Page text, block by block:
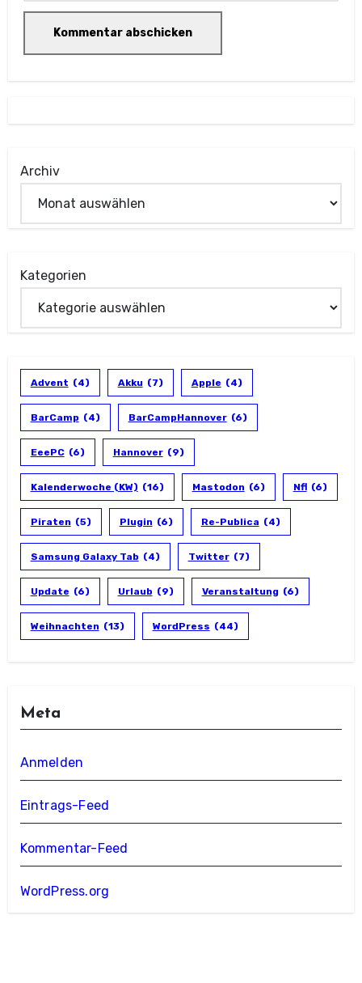
Archiv
Kategorien
Advent (4) Akku (7) Apple (4)
BarCamp (4) BarCampHannover (6)
EeePC (6) Hannover (9)
Kalenderwoche (KW) (16) Mastodon (6) Nfl (6)
Piraten (5) Plugin (6) Re-Publica (4)
Samsung Galaxy Tab (4) Twitter (7)
Update (6) Urlaub (9) Veranstaltung (6)
Weihnachten (13) WordPress (44)
Meta
Anmelden
Eintrags-Feed
Kommentar-Feed
WordPress.org